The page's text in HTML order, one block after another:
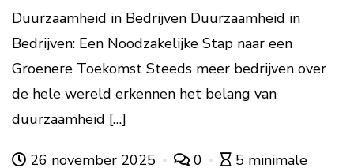
Duurzaamheid in Bedrijven Duurzaamheid in
Bedrijven: Een Noodzakelijke Stap naar een
Groenere Toekomst Steeds meer bedrijven over
de hele wereld erkennen het belang van
duurzaamheid […]
26 november 2025 0 5 minimale